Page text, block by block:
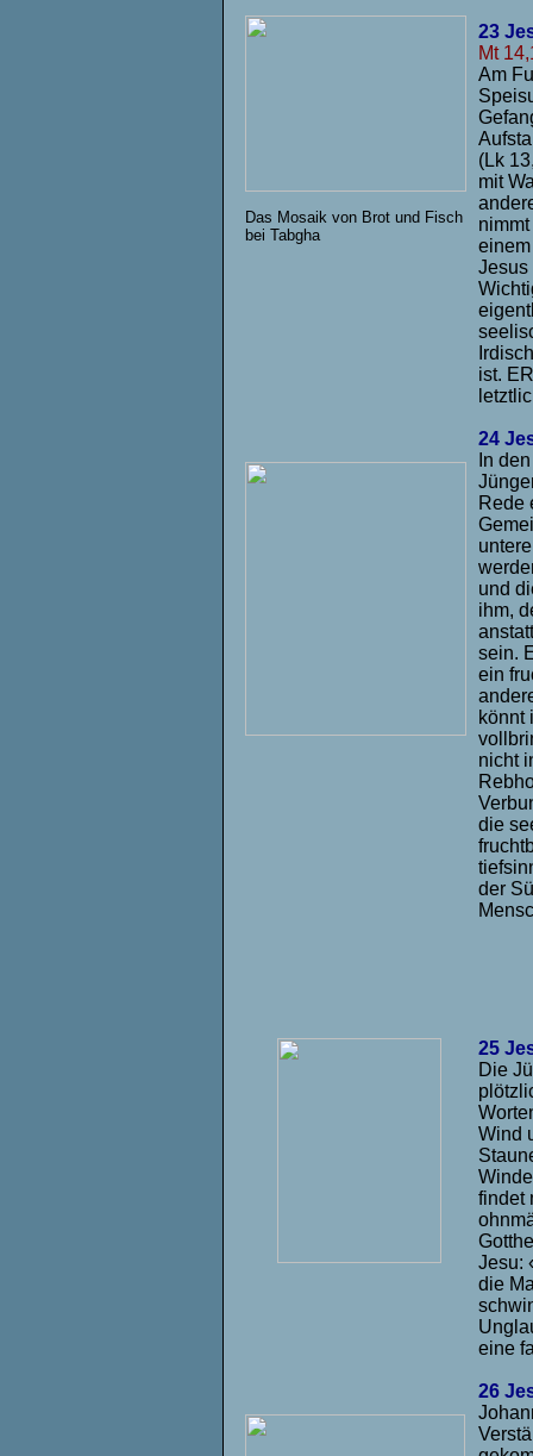
Das Mosaik von Brot und Fisch
bei Tabgha
23
Mt
Am
(Lk
mit
Jesus
ist.
24
In
Rede
und
ihm,
sein.
ein
könnt
nicht
die
der
25
Die
Wind
findet
Jesu:
die
eine
26